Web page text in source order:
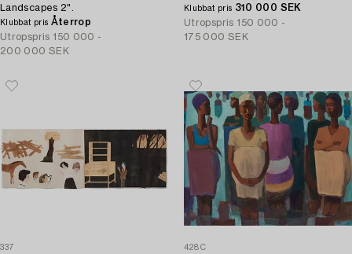
Landscapes 2".
Klubbat pris Återrop
Utropspris 150 000 -
200 000 SEK
Klubbat pris 310 000 SEK
Utropspris 150 000 -
175 000 SEK
337 428C